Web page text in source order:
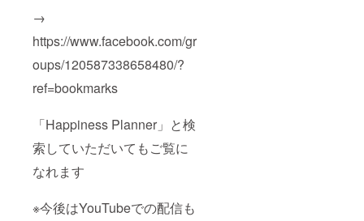
→
https://www.facebook.com/gr
oups/120587338658480/?
ref=bookmarks
「Happiness Planner」と検
索していただいてもご覧に
なれます
※今後はYouTubeでの配信も